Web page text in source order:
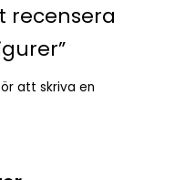
recensera
att skriva en